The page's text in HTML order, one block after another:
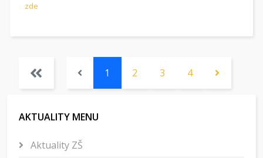
zde
1 2 3 4
AKTUALITY MENU
Aktuality ZŠ